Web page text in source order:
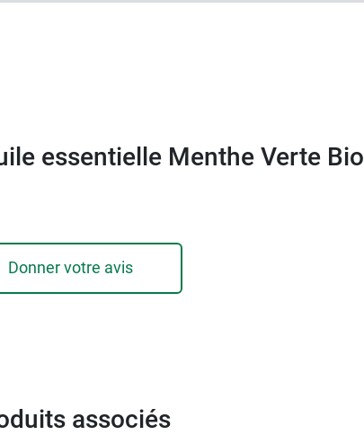
essentielle Menthe Verte Bio
Donner votre avis
associés